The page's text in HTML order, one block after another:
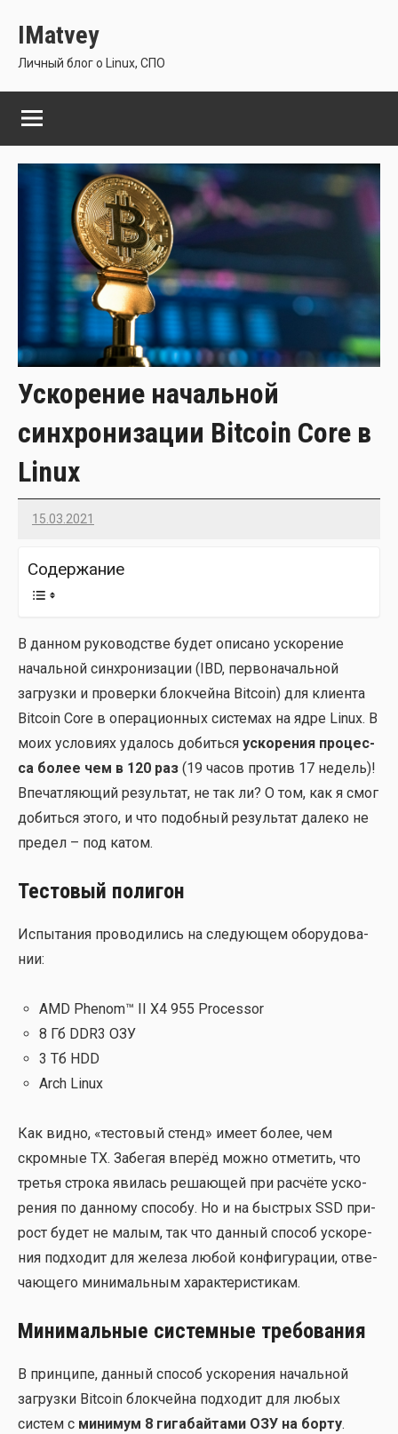
содержимому
IMatvey
Личный блог о Linux, СПО
Ускорение начальной
синхронизации Bitcoin Core в
Linux
15.03.2021
Imatvey
Содер­жа­ние
В дан­ном руко­вод­стве будет опи­са­но уско­ре­ние
началь­ной син­хро­ни­за­ции (IBD, пер­во­на­чаль­ной
загруз­ки и про­вер­ки блок­чей­на Bitcoin) для кли­ен­та
Bitcoin Core в опе­ра­ци­он­ных систе­мах на ядре Linux. В
моих усло­ви­ях уда­лось добить­ся уско­ре­ния про­цес­
са более чем в 120 раз (19 часов про­тив 17 недель)!
Впе­чат­ля­ю­щий резуль­тат, не так ли? О том, как я смог
добить­ся это­го, и что подоб­ный резуль­тат дале­ко не
пре­дел – под катом.
Тестовый полигон
Испы­та­ния про­во­ди­лись на сле­ду­ю­щем обо­ру­до­ва­
нии:
AMD Phenom™ II X4 955 Processor
8 Гб DDR3 ОЗУ
3 Тб HDD
Arch Linux
Как вид­но, «тесто­вый стенд» име­ет более, чем
скром­ные ТХ. Забе­гая впе­рёд мож­но отме­тить, что
тре­тья стро­ка яви­лась реша­ю­щей при рас­чё­те уско­
ре­ния по дан­но­му спо­со­бу. Но и на быст­рых SSD при­
рост будет не малым, так что дан­ный спо­соб уско­ре­
ния под­хо­дит для желе­за любой кон­фи­гу­ра­ции, отве­
ча­ю­ще­го мини­маль­ным харак­те­ри­сти­кам.
Минимальные системные требования
В прин­ци­пе, дан­ный спо­соб уско­ре­ния началь­ной
загруз­ки Bitcoin блок­чей­на под­хо­дит для любых
систем с мини­мум 8 гига­бай­та­ми ОЗУ на бор­ту.